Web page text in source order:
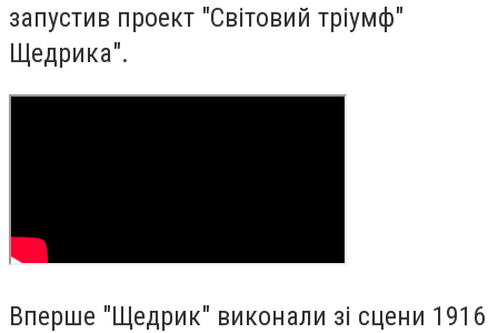
запустив проект "Світовий тріумф"
Щедрика".
Вперше "Щедрик" виконали зі сцени 1916